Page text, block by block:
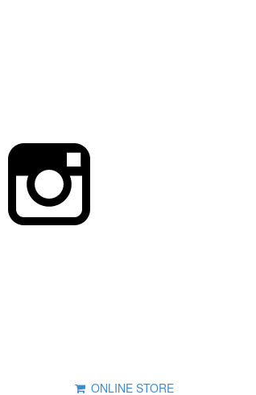
ONLINE STORE